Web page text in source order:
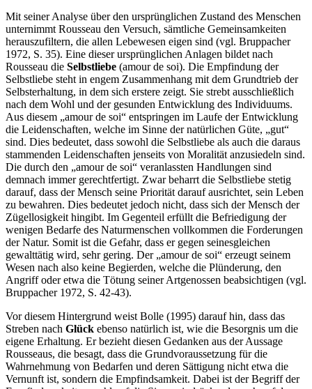
Mit seiner Analyse über den ursprünglichen Zustand des Menschen
unternimmt Rousseau den Versuch, sämtliche Gemeinsamkeiten
herauszufiltern, die allen Lebewesen eigen sind (vgl. Bruppacher
1972, S. 35). Eine dieser ursprünglichen Anlagen bildet nach
Rousseau die Selbstliebe (amour de soi). Die Empfindung der
Selbstliebe steht in engem Zusammenhang mit dem Grundtrieb der
Selbsterhaltung, in dem sich erstere zeigt. Sie strebt ausschließlich
nach dem Wohl und der gesunden Entwicklung des Individuums.
Aus diesem „amour de soi“ entspringen im Laufe der Entwicklung
die Leidenschaften, welche im Sinne der natürlichen Güte, „gut“
sind. Dies bedeutet, dass sowohl die Selbstliebe als auch die daraus
stammenden Leidenschaften jenseits von Moralität anzusiedeln sind.
Die durch den „amour de soi“ veranlassten Handlungen sind
demnach immer gerechtfertigt. Zwar beharrt die Selbstliebe stetig
darauf, dass der Mensch seine Priorität darauf ausrichtet, sein Leben
zu bewahren. Dies bedeutet jedoch nicht, dass sich der Mensch der
Zügellosigkeit hingibt. Im Gegenteil erfüllt die Befriedigung der
wenigen Bedarfe des Naturmenschen vollkommen die Forderungen
der Natur. Somit ist die Gefahr, dass er gegen seinesgleichen
gewalttätig wird, sehr gering. Der „amour de soi“ erzeugt seinem
Wesen nach also keine Begierden, welche die Plünderung, den
Angriff oder etwa die Tötung seiner Artgenossen beabsichtigen (vgl.
Bruppacher 1972, S. 42-43).
Vor diesem Hintergrund weist Bolle (1995) darauf hin, dass das
Streben nach Glück ebenso natürlich ist, wie die Besorgnis um die
eigene Erhaltung. Er bezieht diesen Gedanken aus der Aussage
Rousseaus, die besagt, dass die Grundvoraussetzung für die
Wahrnehmung von Bedarfen und deren Sättigung nicht etwa die
Vernunft ist, sondern die Empfindsamkeit. Dabei ist der Begriff der